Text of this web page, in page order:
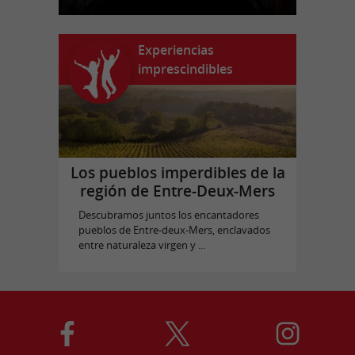
Experiencias
imprescindibles
Los pueblos imperdibles de la
región de Entre-Deux-Mers
Descubramos juntos los encantadores
pueblos de Entre-deux-Mers, enclavados
entre naturaleza virgen y ...